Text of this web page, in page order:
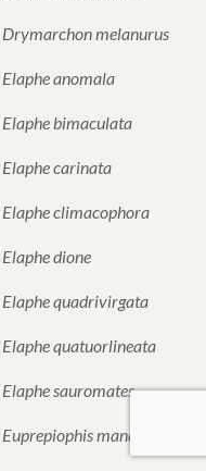
Drymarchon melanurus
Elaphe anomala
Elaphe bimaculata
Elaphe carinata
Elaphe climacophora
Elaphe dione
Elaphe quadrivirgata
Elaphe quatuorlineata
Elaphe sauromates
Euprepiophis mandarinus